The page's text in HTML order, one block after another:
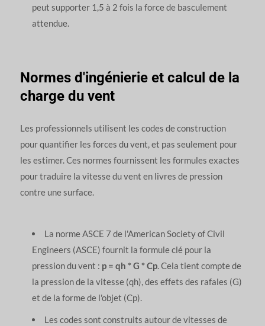
peut supporter 1,5 à 2 fois la force de basculement
attendue.
Normes d'ingénierie et calcul de la
charge du vent
Les professionnels utilisent les codes de construction
pour quantifier les forces du vent, et pas seulement pour
les estimer. Ces normes fournissent les formules exactes
pour traduire la vitesse du vent en livres de pression
contre une surface.
La norme ASCE 7 de l'American Society of Civil
Engineers (ASCE) fournit la formule clé pour la
pression du vent : p = qh * G * Cp. Cela tient compte de
la pression de la vitesse (qh), des effets des rafales (G)
et de la forme de l'objet (Cp).
Les codes sont construits autour de vitesses de